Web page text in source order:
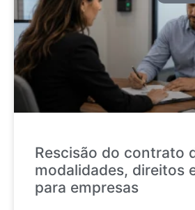
Rescisão do contrato
modalidades, direitos
para empresas